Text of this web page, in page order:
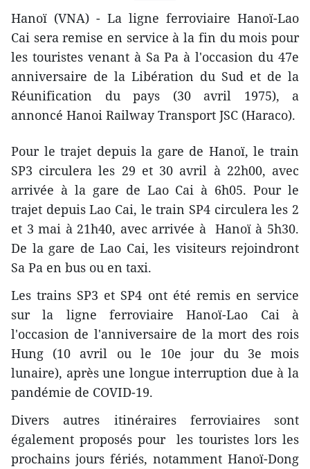
Hanoï (VNA) - La ligne ferroviaire Hanoï-Lao
Cai sera remise en service à la fin du mois pour
les touristes venant à Sa Pa à l'occasion du 47e
anniversaire de la Libération du Sud et de la
Réunification du pays (30 avril 1975), a
annoncé Hanoi Railway Transport JSC (Haraco).
Pour le trajet depuis la gare de Hanoï, le train
SP3 circulera les 29 et 30 avril à 22h00, avec
arrivée à la gare de Lao Cai à 6h05. Pour le
trajet depuis Lao Cai, le train SP4 circulera les 2
et 3 mai à 21h40, avec arrivée à Hanoï à 5h30.
De la gare de Lao Cai, les visiteurs rejoindront
Sa Pa en bus ou en taxi.
Les trains SP3 et SP4 ont été remis en service
sur la ligne ferroviaire Hanoï-Lao Cai à
l'occasion de l'anniversaire de la mort des rois
Hung (10 avril ou le 10e jour du 3e mois
lunaire), après une longue interruption due à la
pandémie de COVID-19.
Divers autres itinéraires ferroviaires sont
également proposés pour les touristes lors les
prochains jours fériés, notamment Hanoï-Dong